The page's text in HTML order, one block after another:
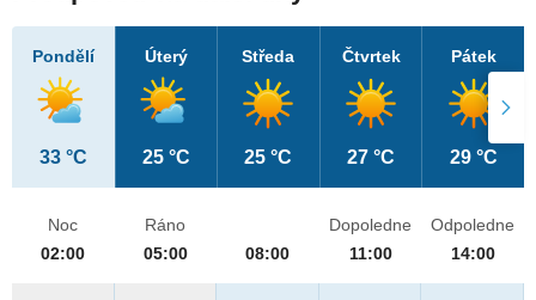
Pondělí
33 °C
Úterý
25 °C
Středa
25 °C
Čtvrtek
27 °C
Pátek
29 °C
Noc
02:00
Ráno
05:00
08:00
Dopoledne
11:00
Odpoledne
14:00